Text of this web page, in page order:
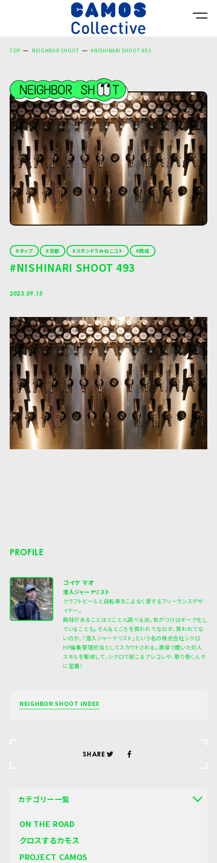
TOP NEIGHBOR SHOOT #NISHINARI SHOOT 493
タップ 京都 スタンドうみねこコト 西成
#NISHINARI SHOOT 493
2023.09.15
PROFILE
コイケ マオ
潜入ジャーナリスト
クラフトビールと自転車をこよなく愛するフリーランスデザ
イナー。
興味があることはとことん調べる派。気がつけばギーク化し
ていることも。そんなところを買われてなのか、買われてな
いのか、「潜入ジャーナリスト」という名の株式会社シクロ
HP編集管理担当としてスカウトされる。酒場で磨いた対人
スキルを駆使して、シクロで起こるアレコレや、取り巻く人々
に密着！
NEIGHBOR SHOOT INDEX
SHARE
カテゴリー一覧
ON THE ROAD
クロスするカモス
PROJECT CAMOS